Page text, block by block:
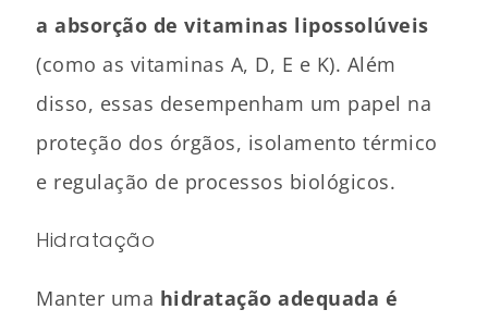
a absorção de vitaminas lipossolúveis
(como as vitaminas A, D, E e K). Além
disso, essas desempenham um papel na
proteção dos órgãos, isolamento térmico
e regulação de processos biológicos.
Hidratação
Manter uma hidratação adequada é